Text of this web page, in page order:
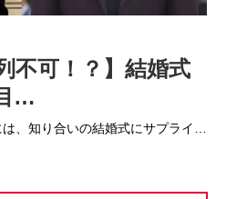
不可！？】結婚式
…
、知り合いの結婚式にサプライ…